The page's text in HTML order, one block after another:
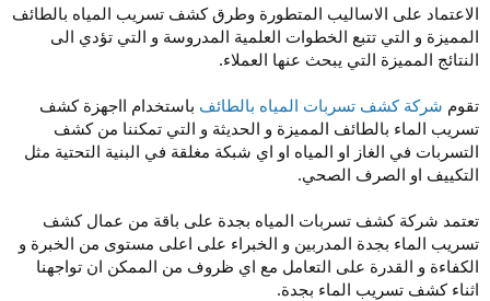
الاعتماد على الاساليب المتطورة وطرق كشف تسريب المياه بالطائف
المميزة و التي تتبع الخطوات العلمية المدروسة و التي تؤدي الى
النتائج المميزة التي يبحث عنها العملاء.
تقوم شركة كشف تسربات المياه بالطائف باستخدام ااجهزة كشف
تسريب الماء بالطائف المميزة و الحديثة و التي تمكننا من كشف
التسربات في الغاز او المياه او اي شبكة مغلقة في البنية التحتية مثل
التكييف او الصرف الصحي.
تعتمد شركة كشف تسربات المياه بجدة على باقة من عمال كشف
تسريب الماء بجدة المدربين و الخبراء على اعلى مستوى من الخبرة و
الكفاءة و القدرة على التعامل مع اي ظروف من الممكن ان تواجهنا
اثناء كشف تسريب الماء بجدة.